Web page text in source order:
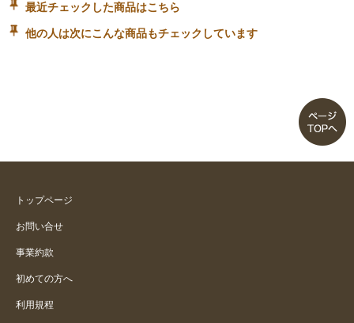
最近チェックした商品はこちら
他の人は次にこんな商品もチェックしています
トップページ
お問い合せ
事業約款
初めての方へ
利用規程